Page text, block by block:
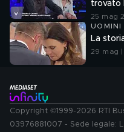
trovato
25 mag
UOMINI
La
29 mag |
Copyright ©1999-2026 RTI
03976881007 - Sede legale: